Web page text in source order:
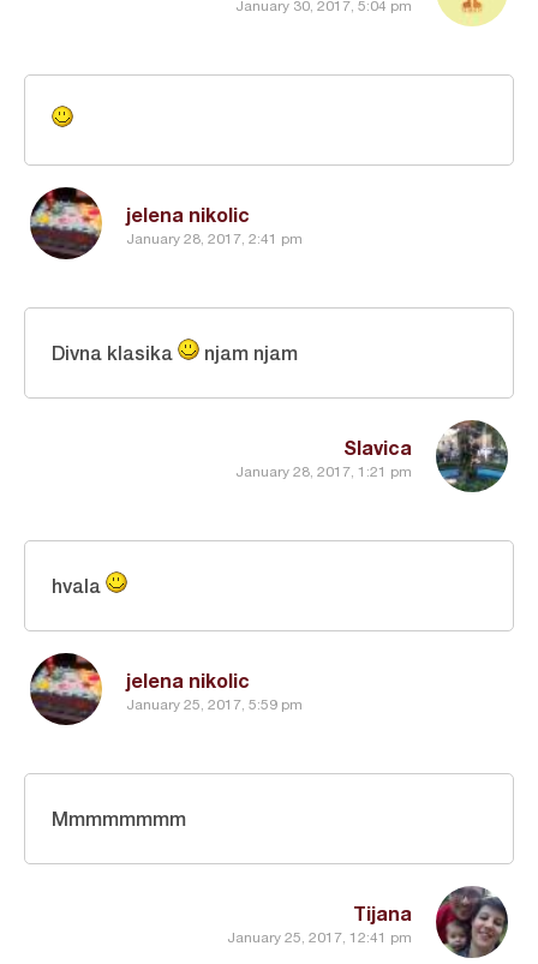
January 30, 2017, 5:04 pm
jelena nikolic
January 28, 2017, 2:41 pm
Slavica
January 28, 2017, 1:21 pm
Divna klasika njam njam
jelena nikolic
January 25, 2017, 5:59 pm
hvala
Tijana
January 25, 2017, 12:41 pm
Mmmmmmmm